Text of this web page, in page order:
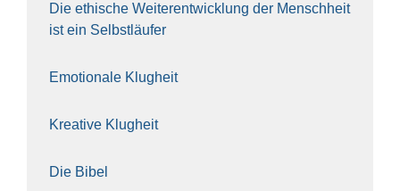
Die ethi­sche Wei­ter­ent­wick­lung der Mensch­heit
ist ein Selbst­läu­fer
Emo­tio­na­le Klug­heit
Krea­ti­ve Klug­heit
Die Bibel